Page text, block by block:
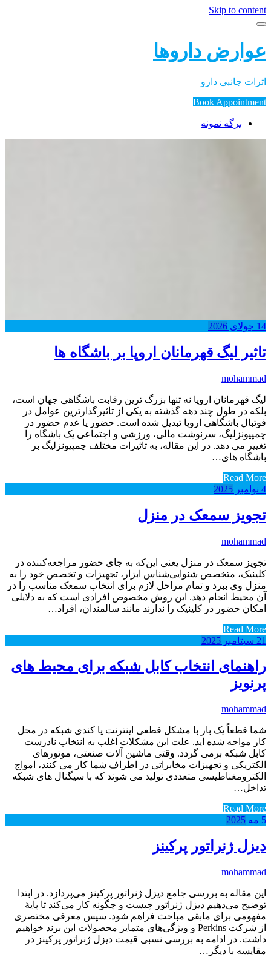
Skip to content
عوارض داروها
اثرات جانبی دارو
Book Appointment
برگه نمونه
14 جولای 2026
تاثیر لیگ قهرمانان اروپا بر باشگاه ها
mohammad
لیگ قهرمانان اروپا نه تنها بزرگ ترین رقابت باشگاهی جهان است،
بلکه در طول چند دهه گذشته به یکی از تاثیرگذارترین عوامل در
فوتبال باشگاهی اروپا تبدیل شده است. حضور یا عدم حضور در
چمپیونزلیگ، سرنوشت مالی، ورزشی و اجتماعی یک باشگاه را
تغییر می دهد. در این مقاله، به تاثیرات مختلف چمپیونزلیگ بر
باشگاه های…
Read More
4 نوامبر 2025
تجویز سمعک در منزل
mohammad
تجویز سمعک در منزل یعنی این‌که به جای حضور مراجعه‌کننده در
کلینیک، متخصص شنوایی‌شناس ابزار، تجهیزات و تخصص خود را به
منزل وی ببرد و تمام مراحل لازم برای انتخاب سمعک مناسب را در
آن محیط انجام دهد. این روش مخصوص افرادی است که به دلایلی
امکان حضور در کلینیک را ندارند مانند سالمندان، افراد…
Read More
21 سپتامبر 2025
راهنمای انتخاب کابل شبکه برای محیط های
پرنویز
mohammad
شما قطعاً یک بار با مشکل قطعی اینترنت یا کندی شبکه در محل
کار مواجه شده اید. علت این مشکلات اغلب به انتخاب نادرست
کابل شبکه برمی گردد. وقتی ماشین آلات صنعتی، موتورهای
الکتریکی و تجهیزات مخابراتی در اطراف شما کار می کنند، امواج
الکترومغناطیسی متعددی تولید می شوند که با سیگنال های شبکه
تداخل…
Read More
5 مه 2025
دیزل ژنراتور پرکینز
mohammad
این مقاله به بررسی جامع دیزل ژنراتور پرکینز می‌پردازد. در ابتدا
توضیح می‌دهیم دیزل ژنراتور چیست و چگونه کار می‌کند تا پایهٔ
مفهومی برای مابقی مباحث فراهم شود. سپس معرفی مختصری
از شرکت Perkins و ویژگی‌های متمایز محصولات این برند خواهیم
داشت. در ادامه به بررسی نسبی قیمت دیزل ژنراتور پرکینز در
مقایسه با دیگر…